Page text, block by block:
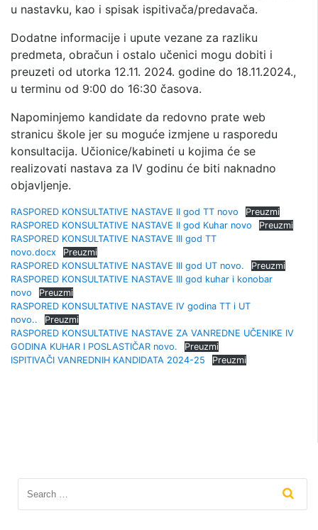
u nastavku, kao i spisak ispitivača/predavača.
Dodatne informacije i upute vezane za razliku
predmeta, obračun i ostalo učenici mogu dobiti i
preuzeti od utorka 12.11. 2024. godine do 18.11.2024.,
u terminu od 9:00 do 16:30 časova.
Napominjemo kandidate da redovno prate web
stranicu škole jer su moguće izmjene u rasporedu
konsultacija. Učionice/kabineti u kojima će se
realizovati nastava za IV godinu će biti naknadno
objavljenje.
RASPORED KONSULTATIVE NASTAVE II god TT novo
Preuzmi
RASPORED KONSULTATIVE NASTAVE II god Kuhar novo
Preuzmi
RASPORED KONSULTATIVE NASTAVE III god TT
novo.docx
Preuzmi
RASPORED KONSULTATIVE NASTAVE III god UT novo.
Preuzmi
RASPORED KONSULTATIVE NASTAVE III god kuhar i konobar
novo
Preuzmi
RASPORED KONSULTATIVE NASTAVE IV godina TT i UT
novo..
Preuzmi
RASPORED KONSULTATIVE NASTAVE ZA VANREDNE UČENIKE IV
GODINA KUHAR I POSLASTIČAR novo.
Preuzmi
ISPITIVAČI VANREDNIH KANDIDATA 2024-25
Preuzmi